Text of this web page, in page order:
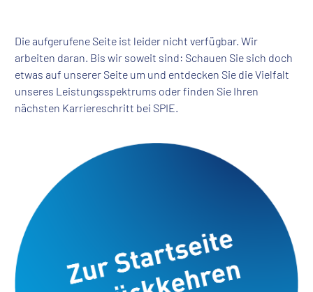
Die aufgerufene Seite ist leider nicht verfügbar. Wir
arbeiten daran. Bis wir soweit sind: Schauen Sie sich doch
etwas auf unserer Seite um und entdecken Sie die Vielfalt
unseres Leistungsspektrums oder finden Sie Ihren
nächsten Karriereschritt bei SPIE.